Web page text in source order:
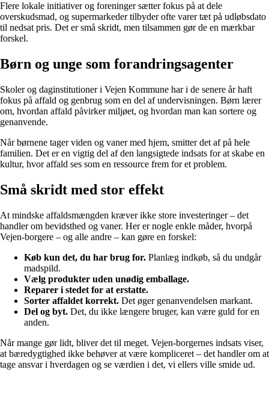
Flere lokale initiativer og foreninger sætter fokus på at dele
overskudsmad, og supermarkeder tilbyder ofte varer tæt på udløbsdato
til nedsat pris. Det er små skridt, men tilsammen gør de en mærkbar
forskel.
Børn og unge som forandringsagenter
Skoler og daginstitutioner i Vejen Kommune har i de senere år haft
fokus på affald og genbrug som en del af undervisningen. Børn lærer
om, hvordan affald påvirker miljøet, og hvordan man kan sortere og
genanvende.
Når børnene tager viden og vaner med hjem, smitter det af på hele
familien. Det er en vigtig del af den langsigtede indsats for at skabe en
kultur, hvor affald ses som en ressource frem for et problem.
Små skridt med stor effekt
At mindske affaldsmængden kræver ikke store investeringer – det
handler om bevidsthed og vaner. Her er nogle enkle måder, hvorpå
Vejen-borgere – og alle andre – kan gøre en forskel:
Køb kun det, du har brug for. Planlæg indkøb, så du undgår
madspild.
Vælg produkter uden unødig emballage.
Reparer i stedet for at erstatte.
Sorter affaldet korrekt. Det øger genanvendelsen markant.
Del og byt. Det, du ikke længere bruger, kan være guld for en
anden.
Når mange gør lidt, bliver det til meget. Vejen-borgernes indsats viser,
at bæredygtighed ikke behøver at være kompliceret – det handler om at
tage ansvar i hverdagen og se værdien i det, vi ellers ville smide ud.